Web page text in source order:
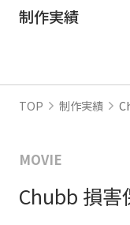
制作実績
TOP 制作実績
MOVIE
Chubb 損害